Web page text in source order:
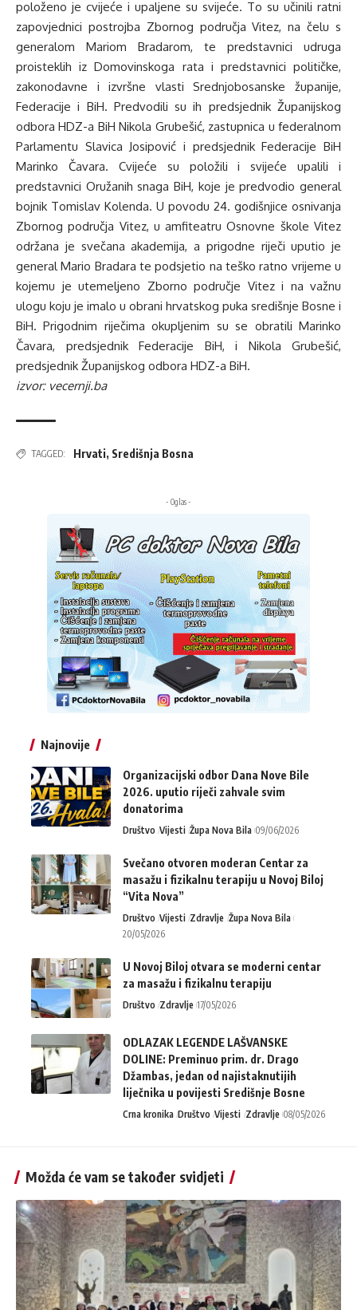
položeno je cvijeće i upaljene su svijeće. To su učinili ratni
zapovjednici postrojba Zbornog područja Vitez, na čelu s
generalom Mariom Bradarom, te predstavnici udruga
proisteklih iz Domovinskoga rata i predstavnici političke,
zakonodavne i izvršne vlasti Srednjobosanske županije,
Federacije i BiH. Predvodili su ih predsjednik Županijskog
odbora HDZ-a BiH Nikola Grubešić, zastupnica u federalnom
Parlamentu Slavica Josipović i predsjednik Federacije BiH
Marinko Čavara. Cvijeće su položili i svijeće upalili i
predstavnici Oružanih snaga BiH, koje je predvodio general
bojnik Tomislav Kolenda. U povodu 24. godišnjice osnivanja
Zbornog područja Vitez, u amfiteatru Osnovne škole Vitez
održana je svečana akademija, a prigodne riječi uputio je
general Mario Bradara te podsjetio na teško ratno vrijeme u
kojemu je utemeljeno Zborno područje Vitez i na važnu
ulogu koju je imalo u obrani hrvatskog puka središnje Bosne i
BiH. Prigodnim riječima okupljenim su se obratili Marinko
Čavara, predsjednik Federacije BiH, i Nikola Grubešić,
predsjednik Županijskog odbora HDZ-a BiH.
izvor: vecernji.ba
TAGGED: Hrvati, Središnja Bosna
- Oglas -
Najnovije
Organizacijski odbor Dana Nove Bile
2026. uputio riječi zahvale svim
donatorima
Društvo Vijesti Župa Nova Bila 09/06/2026
Svečano otvoren moderan Centar za
masažu i fizikalnu terapiju u Novoj Biloj
“Vita Nova”
Društvo Vijesti Zdravlje Župa Nova Bila
20/05/2026
U Novoj Biloj otvara se moderni centar
za masažu i fizikalnu terapiju
Društvo Zdravlje 17/05/2026
ODLAZAK LEGENDE LAŠVANSKE
DOLINE: Preminuo prim. dr. Drago
Džambas, jedan od najistaknutijih
liječnika u povijesti Središnje Bosne
Crna kronika Društvo Vijesti Zdravlje 08/05/2026
Možda će vam se također svidjeti